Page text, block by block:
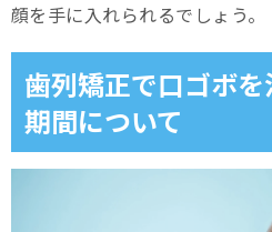
顔を手に入れられるでしょう。
歯列矯正で口ゴボ
期間について